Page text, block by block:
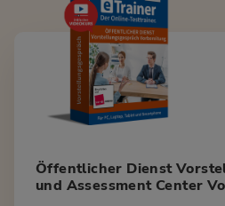
Öffentlicher Dienst
und Assessment Center